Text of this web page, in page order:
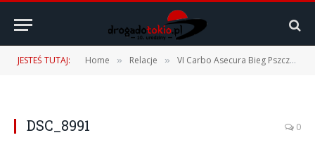
JESTEŚ TUTAJ: Home » Relacje » VI Carbo Asecura Bieg Pszczyński – 04.06.2017 r.
DSC_8991 0